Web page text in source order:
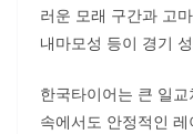
러운 모래 구간과 고
내마모성 등이 경기
한국타이어는 큰 일
속에서도 안정적인